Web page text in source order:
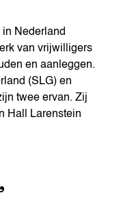
Nederland
van vrijwilligers
en aanleggen.
(SLG) en
twee ervan. Zij
Hall Larenstein